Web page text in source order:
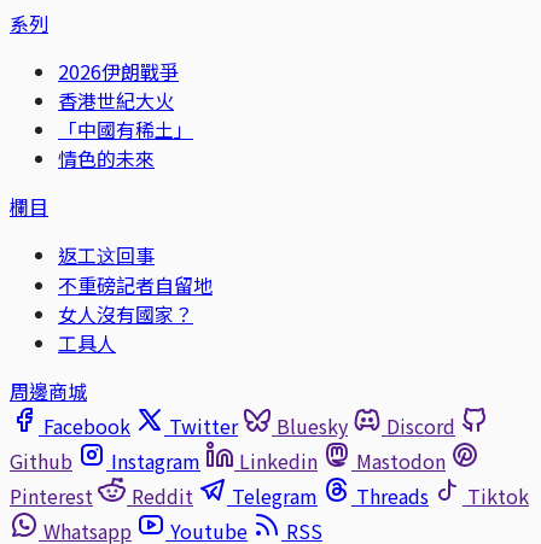
系列
2026伊朗戰爭
香港世紀大火
「中國有稀土」
情色的未來
欄目
返工这回事
不重磅記者自留地
女人沒有國家？
工具人
周邊商城
Facebook
Twitter Bluesky
Discord
Github
Instagram Linkedin
Mastodon
Pinterest
Reddit Telegram Threads
Tiktok
Whatsapp
Youtube
RSS